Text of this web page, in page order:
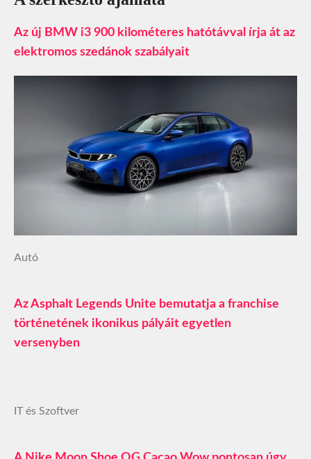
Az új BMW i3 900 kilométeres hatótávval írja át az
elektromos szedánok szabályait
Autó
Az Asphalt Legends Unite bemutatja a franchise
történetének ikonikus pályáit egyetlen
versenyben
IT és Szoftver